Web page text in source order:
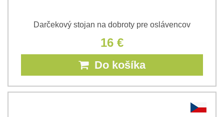
Darčekový stojan na dobroty pre oslávencov
16 €
Do košíka